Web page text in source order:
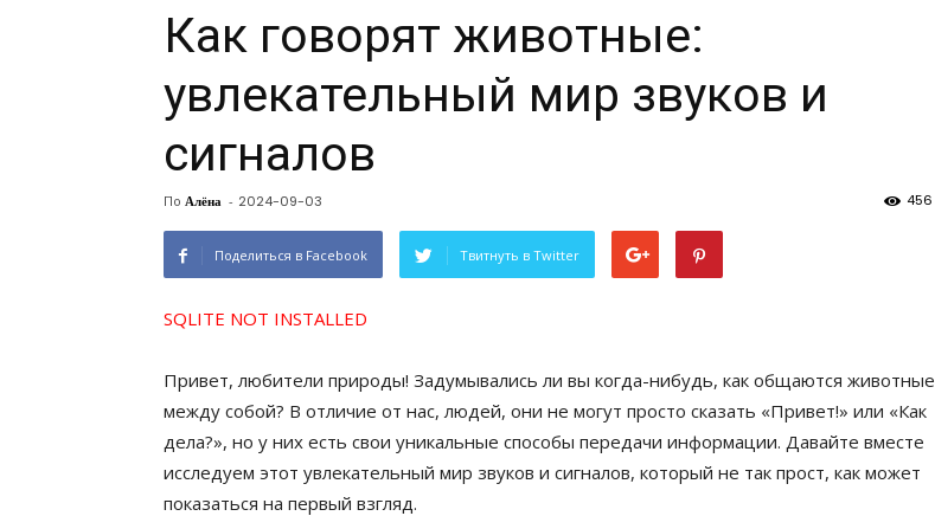
Как говорят животные:
увлекательный мир звуков и
сигналов
По Алёна - 2024-09-03 456
Поделиться в Facebook Твитнуть в Twitter
SQLITE NOT INSTALLED
Привет, любители природы! Задумывались ли вы когда-нибудь, как общаются животные
между собой? В отличие от нас, людей, они не могут просто сказать «Привет!» или «Как
дела?», но у них есть свои уникальные способы передачи информации. Давайте вместе
исследуем этот увлекательный мир звуков и сигналов, который не так прост, как может
показаться на первый взгляд.